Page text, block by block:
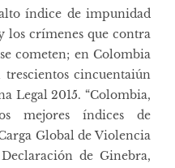
índice de impunidad
los crímenes que contra
cometen; en Colombia
cincuentaiún
Legal 2015. “Colombia,
mejores índices de
Global de Violencia
de Ginebra,